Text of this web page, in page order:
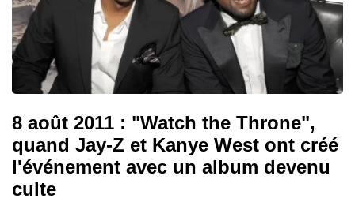
8 août 2011 : "Watch the Throne",
quand Jay-Z et Kanye West ont créé
l'événement avec un album devenu
culte